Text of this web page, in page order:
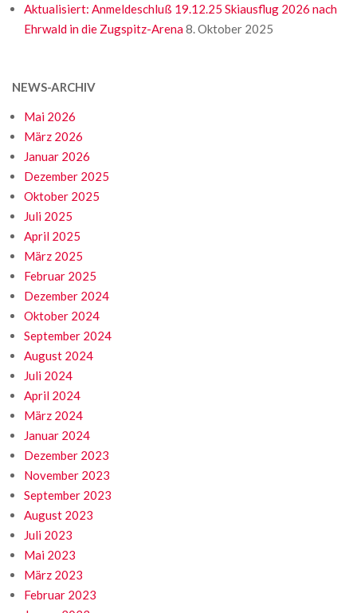
Aktualisiert: Anmeldeschluß 19.12.25 Skiausflug 2026 nach
Ehrwald in die Zugspitz-Arena8. Oktober 2025
NEWS-ARCHIV
Mai 2026
März 2026
Januar 2026
Dezember 2025
Oktober 2025
Juli 2025
April 2025
März 2025
Februar 2025
Dezember 2024
Oktober 2024
September 2024
August 2024
Juli 2024
April 2024
März 2024
Januar 2024
Dezember 2023
November 2023
September 2023
August 2023
Juli 2023
Mai 2023
März 2023
Februar 2023